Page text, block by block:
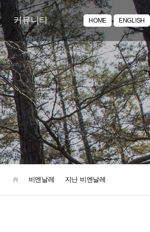
커뮤니티
공지사항
주요뉴스
포토갤러리
동영상갤러리
아카이브
HOME ENGLISH
비엔날레 지난 비엔날레